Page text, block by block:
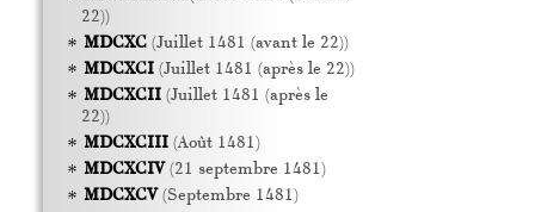
22))
MDCXC(Juillet 1481 (avant le 22))
MDCXCI(Juillet 1481 (après le 22))
MDCXCII(Juillet 1481 (après le
22))
MDCXCIII(Août 1481)
MDCXCIV(21 septembre 1481)
MDCXCV(Septembre 1481)